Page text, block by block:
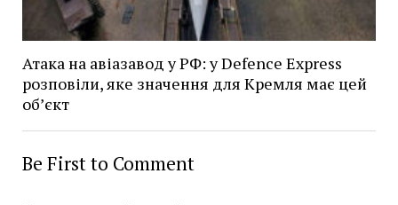
Атака на авіазавод у РФ: у Defence Express
розповіли, яке значення для Кремля має цей
об’єкт
Be First to Comment